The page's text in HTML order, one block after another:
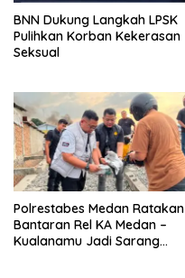
BNN Dukung Langkah LPSK
Pulihkan Korban Kekerasan
Seksual
Polrestabes Medan Ratakan
Bantaran Rel KA Medan –
Kualanamu Jadi Sarang